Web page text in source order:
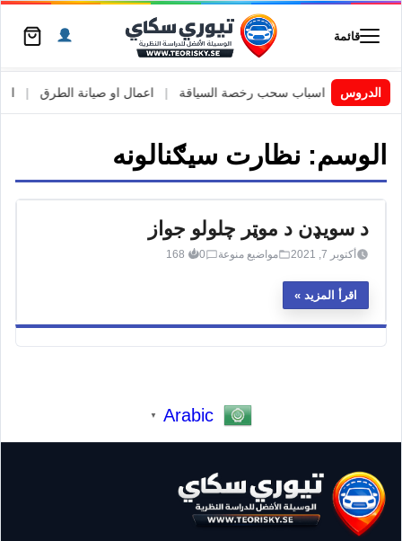
قائمة
الدروسالسويد | اسباب سحب رخصة السياقة اعمال او صيانة الطرق
الوسم: نظارت سیګنالونه
د سویډن د موټر چلولو جواز
أكتوبر 7, 2021 مواضيع منوعة 0
168
اقرأ المزيد
Arabic
▼